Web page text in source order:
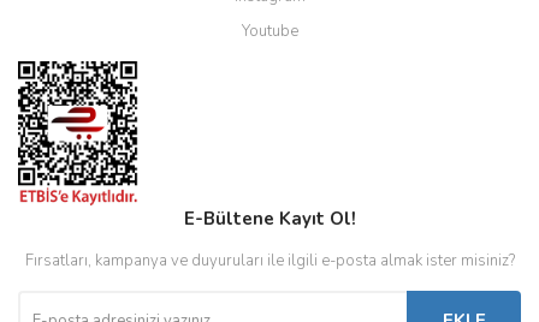
Youtube
E-Bültene Kayıt Ol!
Fırsatları, kampanya ve duyuruları ile ilgili e-posta almak ister misiniz?